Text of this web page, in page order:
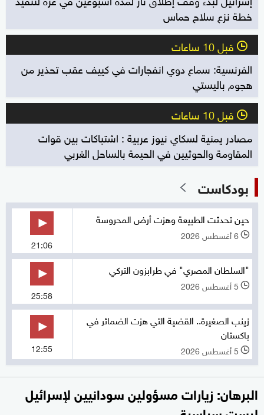
خطة نزع سلاح حماس
l قبل 10 ساعات
الفرنسية: سماع دوي انفجارات في كييف عقب تحذير من
هجوم باليستي
l قبل 10 ساعات
مصادر يمنية لسكاي نيوز عربية : اشتباكات بين قوات
المقاومة والحوثيين في الحيمة بالساحل الغربي
بودكاست
حين تحدثت الطبيعة وهزت أرض المحروسة
l 6 أغسطس 2026
21:06
"السلطان المصري" في طرابزون التركي
l 5 أغسطس 2026
25:58
زينب الصغيرة.. القضية التي هزت الضمائر في
باكستان
l 5 أغسطس 2026 12:55
البرهان: زيارات مسؤولين سودانيين لإسرائيل